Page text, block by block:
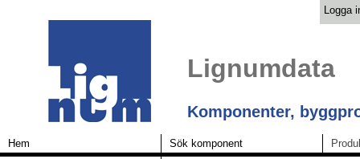
Logga
Lignumdata
Komponenter,
Hem Sök komponent